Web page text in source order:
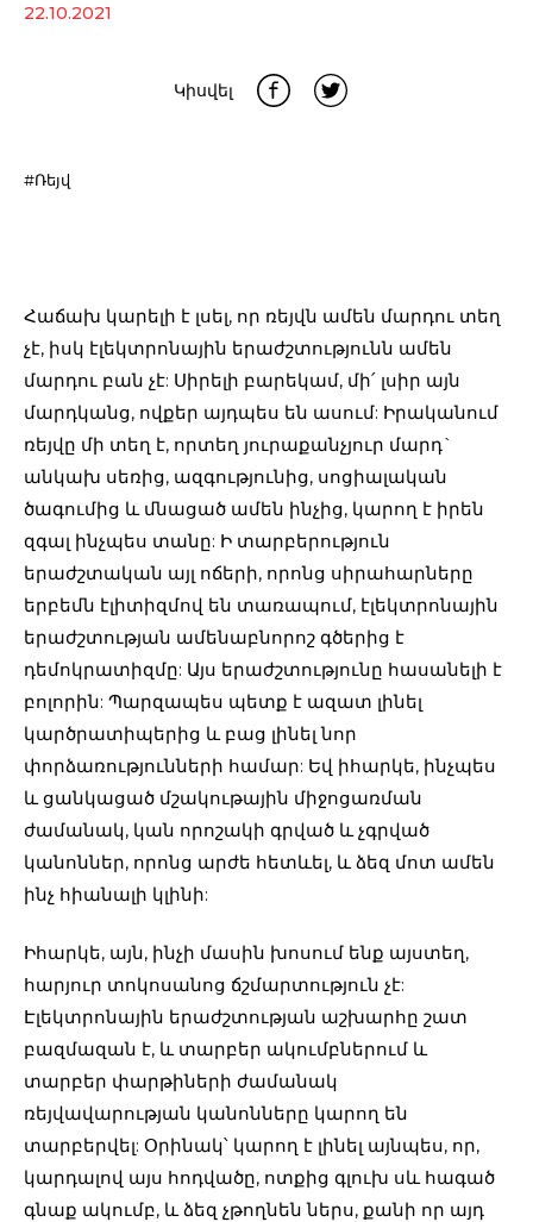
22.10.2021
Կիսվել
#Ռեյվ
Հաճախ կարելի է լսել, որ ռեյվն ամեն մարդու տեղ
չէ, իսկ էլեկտրոնային երաժշտությունն ամեն
մարդու բան չէ: Սիրելի բարեկամ, մի՛ լսիր այն
մարդկանց, ովքեր այդպես են ասում: Իրականում
ռեյվը մի տեղ է, որտեղ յուրաքանչյուր մարդ`
անկախ սեռից, ազգությունից, սոցիալական
ծագումից և մնացած ամեն ինչից, կարող է իրեն
զգալ ինչպես տանը: Ի տարբերություն
երաժշտական այլ ոճերի, որոնց սիրահարները
երբեմն էլիտիզմով են տառապում, էլեկտրոնային
երաժշտության ամենաբնորոշ գծերից է
դեմոկրատիզմը: Այս երաժշտությունը հասանելի է
բոլորին: Պարզապես պետք է ազատ լինել
կարծրատիպերից և բաց լինել նոր
փորձառությունների համար: Եվ իհարկե, ինչպես
և ցանկացած մշակութային միջոցառման
ժամանակ, կան որոշակի գրված և չգրված
կանոններ, որոնց արժե հետևել, և ձեզ մոտ ամեն
ինչ հիանալի կլինի:
Իհարկե, այն, ինչի մասին խոսում ենք այստեղ,
հարյուր տոկոսանոց ճշմարտություն չէ:
Էլեկտրոնային երաժշտության աշխարհը շատ
բազմազան է, և տարբեր ակումբներում և
տարբեր փարթիների ժամանակ
ռեյվավարության կանոնները կարող են
տարբերվել: Օրինակ՝ կարող է լինել այնպես, որ,
կարդալով այս հոդվածը, ոտքից գլուխ սև հագած
գնաք ակումբ, և ձեզ չթողնեն ներս, քանի որ այդ